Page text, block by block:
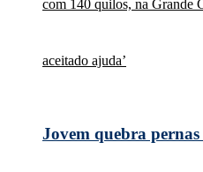
Jovem quebra